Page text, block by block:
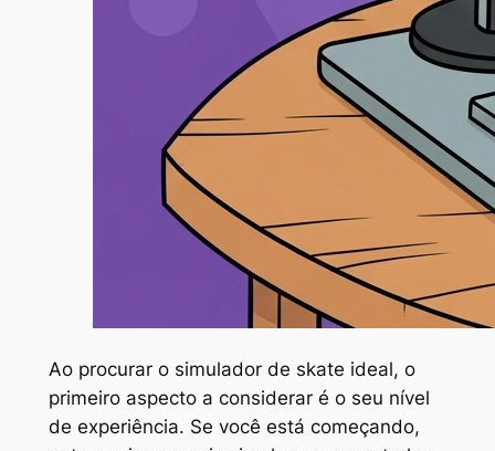
Ao procurar o simulador de skate ideal, o
primeiro aspecto a considerar é o seu nível
de experiência. Se você está começando,